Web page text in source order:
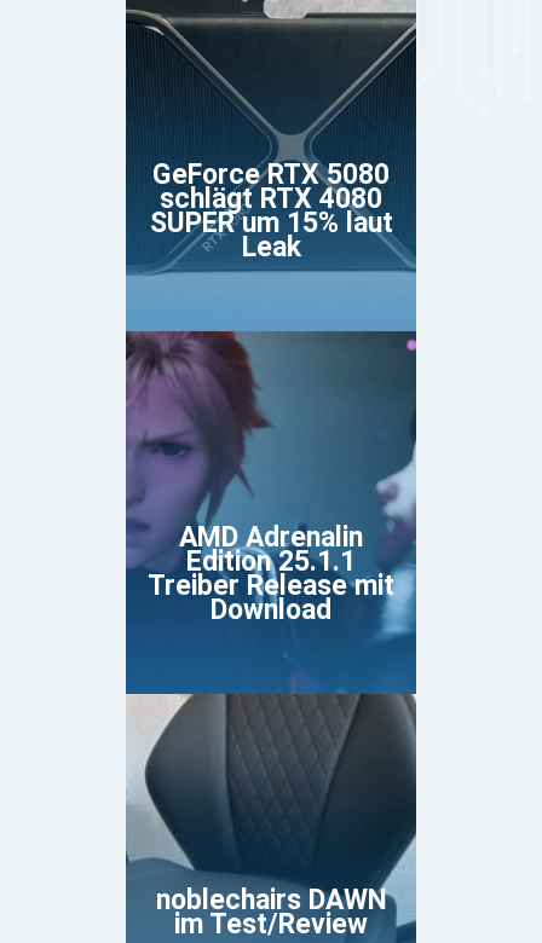
GeForce RTX 5080
schlägt RTX 4080
SUPER um 15% laut
Leak
AMD Adrenalin
Edition 25.1.1
Treiber Release mit
Download
noblechairs DAWN
im Test/Review